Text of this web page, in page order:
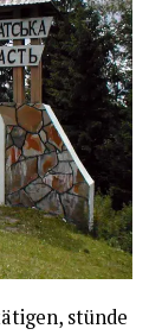
stünde